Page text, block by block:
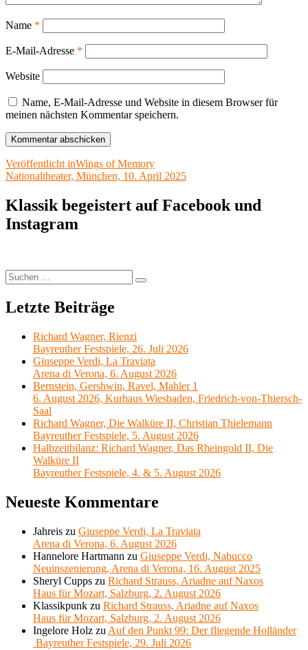
Name *
E-Mail-Adresse *
Website
Name, E-Mail-Adresse und Website in diesem Browser für
meinen nächsten Kommentar speichern.
Beitragsnavigation
Veröffentlicht inWings of Memory
Nationaltheater, München, 10. April 2025
Klassik begeistert auf Facebook und
Instagram
Suchen
nach:
Suchen
Letzte Beiträge
Richard Wagner, Rienzi
Bayreuther Festspiele, 26. Juli 2026
Giuseppe Verdi, La Traviata
Arena di Verona, 6. August 2026
Bernstein, Gershwin, Ravel, Mahler 1
6. August 2026, Kurhaus Wiesbaden, Friedrich-von-Thiersch-
Saal
Richard Wagner, Die Walküre II, Christian Thielemann
Bayreuther Festspiele, 5. August 2026
Halbzeitbilanz: Richard Wagner, Das Rheingold II, Die
Walküre II
Bayreuther Festspiele, 4. & 5. August 2026
Neueste Kommentare
Jahreis zu Giuseppe Verdi, La Traviata
Arena di Verona, 6. August 2026
Hannelore Hartmann zu Giuseppe Verdi, Nabucco
Neuinszenierung, Arena di Verona, 16. August 2025
Sheryl Cupps zu Richard Strauss, Ariadne auf Naxos
Haus für Mozart, Salzburg, 2. August 2026
Klassikpunk zu Richard Strauss, Ariadne auf Naxos
Haus für Mozart, Salzburg, 2. August 2026
Ingelore Holz zu Auf den Punkt 99: Der fliegende Holländer
Bayreuther Festspiele, 29. Juli 2026